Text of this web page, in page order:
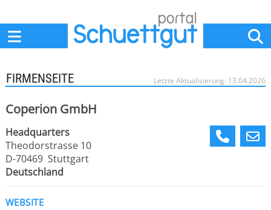
Letzte Aktualisierung: 13.04.2026
FIRMENSEITE
Coperion GmbH
Headquarters
Theodorstrasse 10
D-70469 Stuttgart
Deutschland
WEBSITE